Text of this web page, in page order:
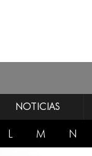
NOTICIAS
L M N